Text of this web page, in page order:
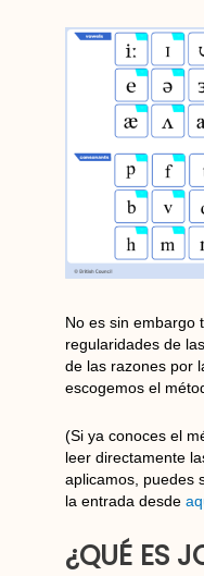
No es sin embargo
regularidades de
de las razones por
escogemos el
(Si ya conoces el
leer directamente
aplicamos, puedes
la entrada desde
¿QUÉ ES